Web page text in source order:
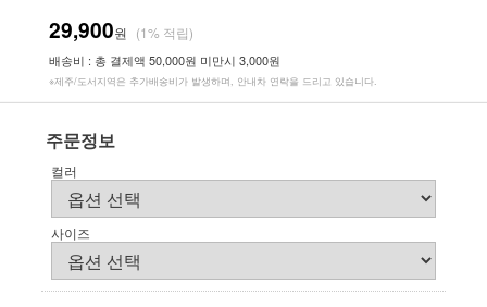
29,900원 (1% 적립)
배송비 : 총 결제액 50,000원 미만시 3,000원
※제주/도서지역은 추가배송비가 발생하며, 안내차 연락을 드리고 있습니다.
주문정보
컬러
사이즈